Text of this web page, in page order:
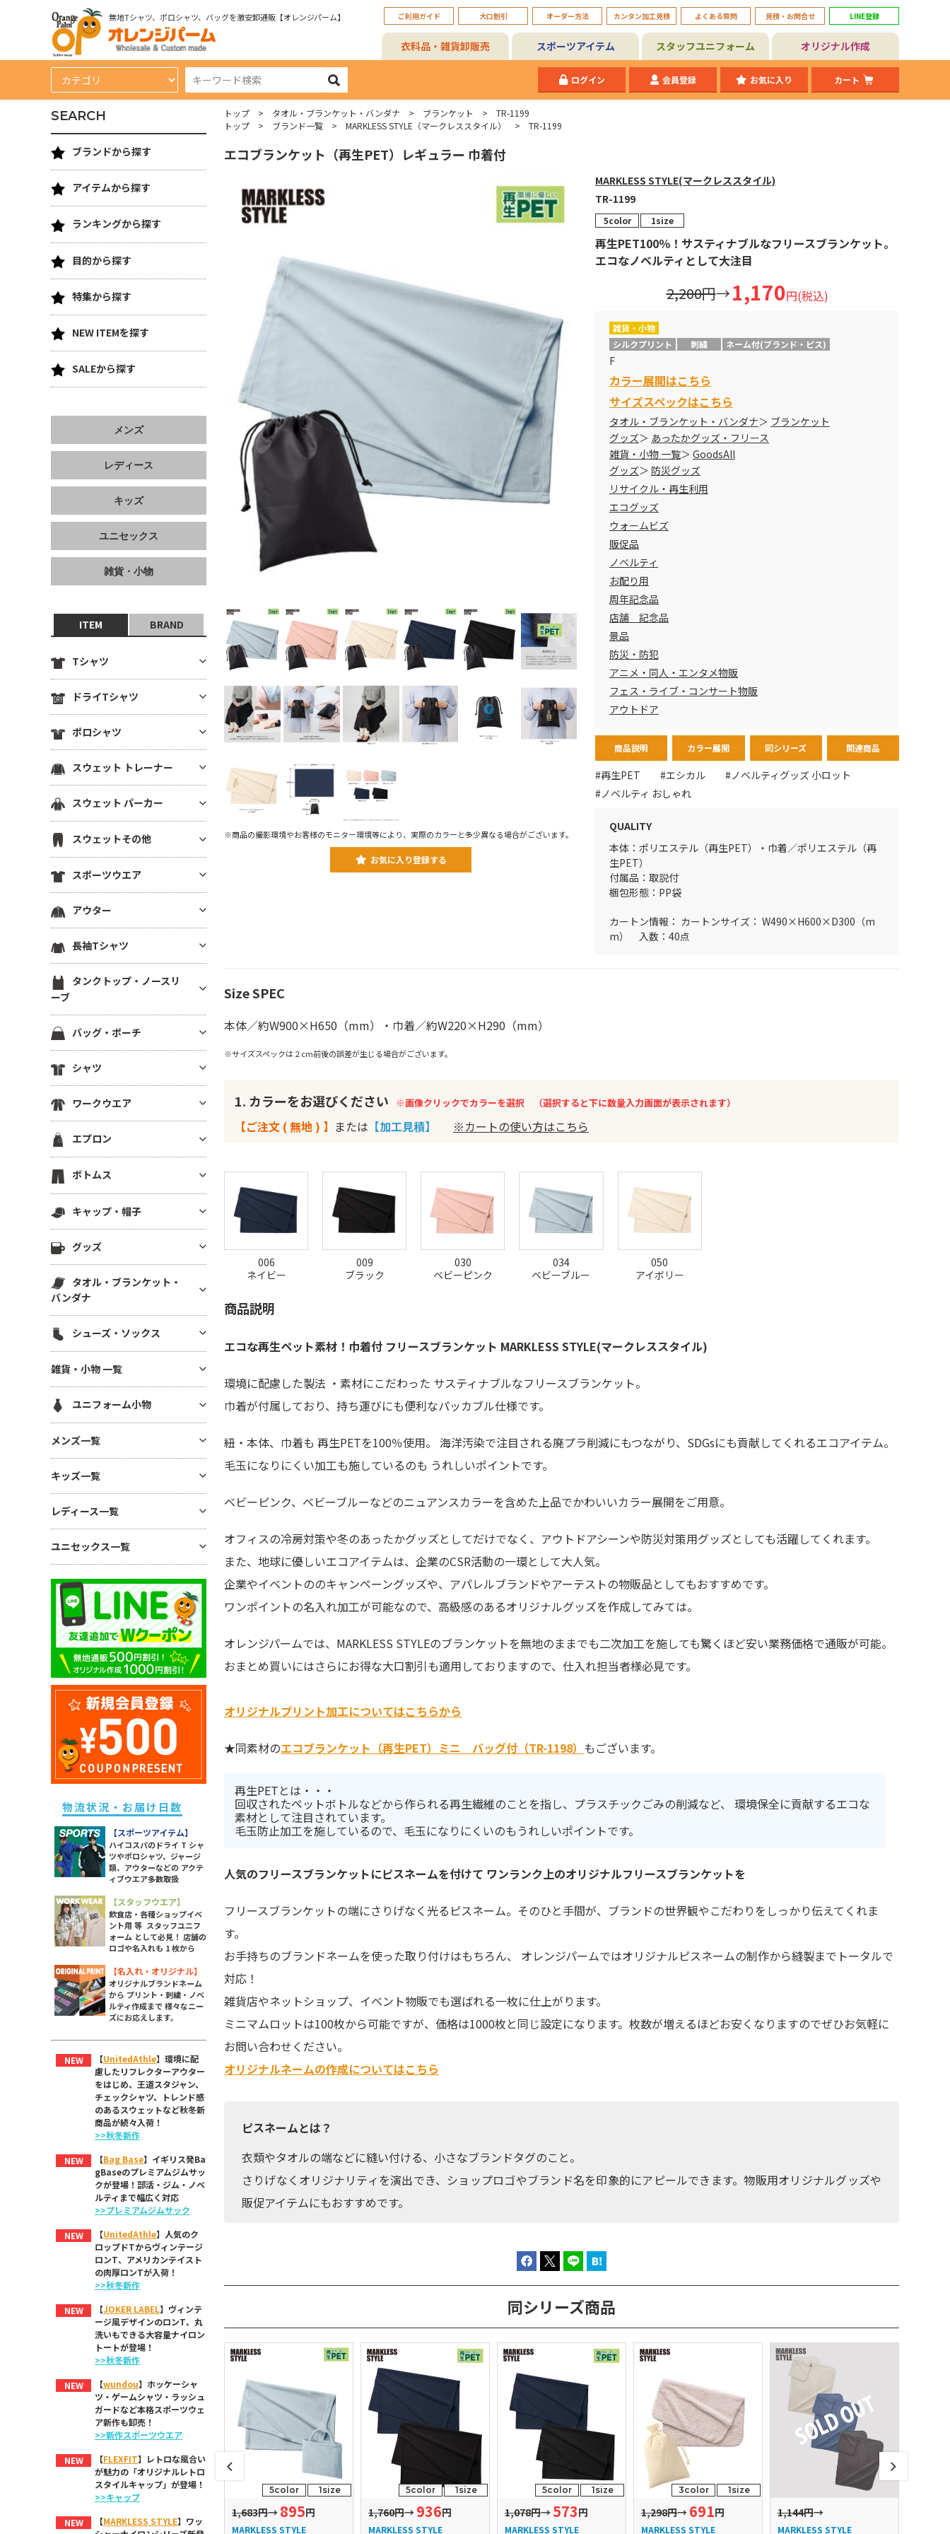
無地Tシャツ、ポロシャツ、バッグを激安卸通販【オレンジパーム】 ご利用ガイド 大口割引 オーダー方法 カンタン加工見積 よくある質問 見積・お問合せ LINE登録
衣料品・雑貨卸販売 スポーツアイテム スタッフユニフォーム オリジナル作成
ログイン 会員登録 お気に入り カート
トップ タオル・ブランケット・バンダナ ブランケット
TR-1199
トップ
ブランド一覧 MARKLESS STYLE（マークレススタイル） TR-1199
エコブランケット（再生PET）レギュラー 巾着付
※商品の撮影環境やお客様のモニター環境等により、実際のカラーと多少異なる場合がございます。
お気に入り登録する
MARKLESS STYLE(マークレススタイル)
TR-1199
5color 1size
再生PET100％！サスティナブルなフリースブランケット。
エコなノベルティとして大注目
2,200円→1,170円(税込)
雑貨・小物
シルクプリント
刺繍 ネーム付(ブランド・ピス)
F
カラー展開はこちら
サイズスペックはこちら
タオル・ブランケット・バンダナ
ブランケット
グッズ
あったかグッズ・フリース
雑貨・小物 一覧
GoodsAll
グッズ
防災グッズ
リサイクル・再生利用
エコグッズ
ウォームビズ
販促品
ノベルティ
お配り用
周年記念品
店舗 記念品
景品
防災・防犯
アニメ・同人・エンタメ物販
フェス・ライブ・コンサート物販
アウトドア
商品説明 カラー展開 同シリーズ 関連商品
#再生PET #エシカル
#ノベルティグッズ 小ロット
#ノベルティ おしゃれ
QUALITY
本体：ポリエステル（再生PET）・巾着／ポリエステル（再
生PET）
付属品：取説付
梱包形態：PP袋
カートン情報： カートンサイズ： W490×H600×D300（m
m） 入数：40点
Size SPEC
本体／約W900×H650（mm）・巾着／約W220×H290（mm）
※サイズスペックは２cm前後の誤差が生じる場合がございます。
1. カラーをお選びください ※画像クリックでカラーを選択 （選択すると下に数量入力画面が表示されます）
【ご注文 ( 無地 ) 】 または 【加工見積】 ※カートの使い方はこちら
006
ネイビー
009
ブラック
030
ベビーピンク
034
ベビーブルー
050
アイボリー
商品説明
エコな再生ペット素材！巾着付 フリースブランケット MARKLESS STYLE(マークレススタイル)
環境に配慮した製法 ・素材にこだわった サスティナブルなフリースブランケット。
巾着が付属しており、持ち運びにも便利なパッカブル仕様です。
紐・本体、巾着も 再生PETを100％使用。 海洋汚染で注目される廃プラ削減にもつながり、SDGsにも貢献してくれるエコアイテム。
毛玉になりにくい加工も施しているのも うれしいポイントです。
ベビーピンク、ベビーブルーなどのニュアンスカラーを含めた上品でかわいいカラー展開をご用意。
オフィスの冷房対策や冬のあったかグッズとしてだけでなく、アウトドアシーンや防災対策用グッズとしても活躍してくれます。
また、地球に優しいエコアイテムは、企業のCSR活動の一環として大人気。
企業やイベントののキャンペーングッズや、アパレルブランドやアーテストの物販品としてもおすすめです。
ワンポイントの名入れ加工が可能なので、高級感のあるオリジナルグッズを作成してみては。
オレンジパームでは、MARKLESS STYLEのブランケットを無地のままでも二次加工を施しても驚くほど安い業務価格で通販が可能。
おまとめ買いにはさらにお得な大口割引も適用しておりますので、仕入れ担当者様必見です。
オリジナルプリント加工についてはこちらから
★同素材のエコブランケット（再生PET）ミニ バッグ付（TR-1198） もございます。
再生PETとは・・・
回収されたペットボトルなどから作られる再生繊維のことを指し、プラスチックごみの削減など、 環境保全に貢献するエコな
素材として注目されています。
毛玉防止加工を施しているので、毛玉になりにくいのもうれしいポイントです。
人気のフリースブランケットにピスネームを付けて ワンランク上のオリジナルフリースブランケットを
フリースブランケットの端にさりげなく光るピスネーム。そのひと手間が、ブランドの世界観やこだわりをしっかり伝えてくれま
す。
お手持ちのブランドネームを使った取り付けはもちろん、 オレンジパームではオリジナルピスネームの制作から縫製までトータルで
対応！
雑貨店やネットショップ、イベント物販でも選ばれる一枚に仕上がります。
ミニマムロットは100枚から可能ですが、価格は1000枚と同じ設定になります。枚数が増えるほどお安くなりますのでぜひお気軽に
お問い合わせください。
オリジナルネームの作成についてはこちら
ピスネームとは？
衣類やタオルの端などに縫い付ける、小さなブランドタグのこと。
さりげなくオリジナリティを演出でき、ショップロゴやブランド名を印象的にアピールできます。物販用オリジナルグッズや
販促アイテムにもおすすめです。
同シリーズ商品
2color 1size
MARKLESS STYLE
5color 1size
1,683円→ 895円
MARKLESS STYLE
5color 1size
1,760円→ 936円
MARKLESS STYLE
5color 1size
1,078円→573円
MARKLESS STYLE
3color 1size
1,298円→ 691円
MARKLESS STYLE
1,144円→
MARKLESS STYLE
SEARCH
ブランドから探す
アイテムから探す
ランキングから探す
目的から探す
特集から探す
NEW ITEMを探す
SALEから探す
メンズ
レディース
キッズ
ユニセックス
雑貨・小物
ITEM BRAND
Tシャツ
定番無地Tシャツ
薄手Tシャツ(4.9oz以下)
中肉厚Tシャツ(5～5.5oz)
4oz)
VネックTシャツ
ポケットTシャツ
オーガニック・天然素材Tシャ
ツ
リサイクル素材Tシャツ
7分袖・5分袖（ハーフスリー
ブ）
ラグランTシャツ
後染め・タイダイTシャツ
クロップドTシャツ
きれいめ・上質プレミアムTシ
ボーダーTシャツ
グラフィックTシャツ
ワンピース・チュニック
メンズカットソー
その他Tシャツ
ドライTシャツ
定番無地ドライTシャツ
ドライTシャツ(半袖)
ドライTシャツ(長袖)
ドライノースリーブTシャツ
ドライTシャツその他
ポロシャツ
ドライポロシャツ(半袖)
ドライポロシャツ(長袖)
綿ポロシャツ(半袖)
綿ポロシャツ(長袖)
鹿の子ポロシャツ
ポケ無しポロシャツ
ポケ付きポロシャツ
ボタンダウンポロシャツ
スウェット トレーナー
薄手トレーナー(8.9oz以下)
中肉トレーナー(9～10.9oz)
厚手トレーナー(11oz～)
裏毛(裏パイル)トレーナー
裏起毛トレーナー
ドライスウェット トレーナー
ビッグシルエット トレーナー
スウェット パーカー
プルオーバーパーカー
ジップパーカー
薄手パーカー(8.9oz以下)
中肉パーカー(9～10.9oz)
厚手パーカー(11oz～)
裏毛(裏パイル)パーカー
裏起毛パーカー
ドライスウェット パーカー
パーカーその他
スウェットその他
スウェットパンツ
スウェットショーツ
スウェットジャケット
スウェットカーディガン
半袖スウェット
スポーツウエア
スポーツウエア トップス(半袖)
スポーツウエア トップス(長袖)
スポーツウエア ノースリーブ
ジャージ トラックパンツ
ハーフパンツ・ショーツ
ロングパンツ
スポーツ用インナー
ビブス
スポーツ ソックス
スポーツアクセサリー
アウター
ブルゾン(裏地なし)
ブルゾン(裏地あり)
ブルゾン(厚手・防寒）
イベントブルゾン
コーチジャケット
スタジアムジャンパー
スポーツジャケット
フリースジャケット
ポンチョ
はっぴ
その他ジャケット・アウター
長袖Tシャツ
定番無地長袖Tシャツ
ドライ・機能性長袖Tシャツ
薄手長袖Tシャツ(4.9oz以下)
中肉長袖厚Tシャツ(5～5.5oz)
ヘビーウエイト長袖Tシャツ(5.
6～6.4oz)
厚手長袖Tシャツ(6.5oz～)
ビッグシルエット長袖Tシャツ
Vネック長袖Tシャツ
後染め・ピグメント長袖Tシャ
その他長袖Tシャツ
タンクトップ・ノースリ
ーブ
タンクトップ
ノースリーブ
ドライノースリーブ
キャミソール
バッグ・ポーチ
コットンバッグ
キャンバストートバッグ
ナイロン・ポリエステルバッグ
保冷・保温バッグ
デニムバッグ
ショルダーバッグ
サコッシュ・スマホショルダー
エコ素材(SDGs) バッグ・ポー
チ
麻(ヘンプ)・ジュートバッグ
ポーチ
シャツ
半袖シャツ
長袖シャツ
7分袖・5分袖シャツ
ワークシャツ
チェックシャツ
アロハ・柄物シャツ
シャツジャケット
ワークウエア
ワークシャツ(半袖)
ワークシャツ(長袖)
ワークパンツ
ワーク系アウター
つなぎ・オーバーオール
調理服・コックウェア
スクラブ
白衣・医療用ジャケット
ワンピース・ナースウエア
エプロン
胸当てエプロン
ショートエプロン
ミドルエプロン
ロング(ソムリエ)エプロン
帆前掛け
ボトムス
ロングパンツ
ハーフパンツ
ショーツ
スウェットパンツ(裏毛)
スウェットパンツ(裏起毛)
ワークパンツ
ドライ素材パンツ
コットン・T/Cパンツ
ナイロンパンツ
ミリタリーパンツ
レギンス・スパッツ
その他ボトムス
キャップ・帽子
キャップ
ニットキャップ
ハット
メッシュキャップ
コットンキャップ
フラットバイザーキャップ
キャスケット・ハンチング・ベ
レー
グッズ
マグカップ・湯呑
ボトル・タンブラー
ステーショナリー
アルバム・フォトフレーム
キーホルダー
モバイル・PC関連グッズ
デスク雑貨
生活雑貨
インテリア雑貨
時計
暑さ・紫外線対策 / 保冷グッ
ズ・扇風機
あったかグッズ・フリース
傘・レイングッズ
除菌・衛生・ヘルスケアグッズ
防災グッズ
ライト
ソックス
ラッピング・ショッパー・ギフ
トバッグ・包材
イベント・観戦グッズ
パーツ・付属品
スポーツグッズ
その他雑貨
タオル・ブランケット・
バンダナ
無地タオル
バンダナ(三角巾)・ハンカチ
ハンカチタオル
フェイスタオル
マフラータオル
バスタオル
リストバンド
シューズ・ソックス
シューズ
ソックス
雑貨・小物 一覧
ユニフォーム小物
ネクタイ・コックタイ
三角巾
バンダナ・スカーフ
メンズ一覧
メンズTシャツ
メンズ ドライTシャツ
メンズ ポロシャツ
メンズ トレーナー
メンズ パーカー
メンズ スウェットパンツ
メンズ ボトムス
メンズ 長袖Tシャツ
メンズ スポーツアイテム
メンズ ワークウエア
メンズ アウター
メンズ タンクトップ
メンズ シャツ
キッズ一覧
キッズTシャツ
ベビー用アイテム
キッズ ドライTシャツ
キッズ ドライポロシャツ
キッズ トレーナー
キッズ パーカー
キッズ スウェットパンツ
キッズ 長袖Tシャツ
キッズ スポーツアイテム
キッズ アウター
キッズ ボトムス
レディース一覧
レディース Tシャツ
レディース ドライTシャツ
レディース ポロシャツ
レディース ドライポロシャツ
レディース トレーナー
レディース パーカー
レディース スウェットパンツ
レディース 長袖Tシャツ
レディース スポーツアイテム
レディース ワークウエア
レディース シャツ
レディース アウター
レディース タンク・キャミ
レディース ボトムス
ユニセックス一覧
ユニセックス ドライTシャツ
ユニセックス トレーナー
ユニセックス ポロシャツ
ユニセックス パーカー
ユニセックス 長袖Tシャツ
ユニセックス スポーツアイテム
ユニセックス アウター
ユニセックス シャツ
物流状況・お届け日数
【スポーツアイテム】
ハイコスパのドライ T シャ
ツやポロシャツ、ジャージ
類、アウターなどの アクテ
ィブウエア多数取扱
【スタッフウエア】
飲食店・各種ショップイベ
ント用 等 スタッフユニフ
ォーム として必見！ 店舗の
ロゴや名入れも 1 枚から
【名入れ・オリジナル】
オリジナルブランドネーム
から プリント・刺繍・ノベ
ルティ作成まで 様々なニー
ズにお応えします。
NEW 【UnitedAthle】環境に配
慮したリフレクターアウター
をはじめ、王道スタジャン、
チェックシャツ、トレンド感
のあるスウェットなど秋冬新
商品が続々入荷！
>>秋冬新作
NEW 【Bag Base】イギリス発Ba
gBaseのプレミアムジムサッ
クが登場！部活・ジム・ノベ
ルティまで幅広く対応
>>プレミアムジムサック
NEW 【UnitedAthle】人気のク
ロップドTからヴィンテージ
ロンT、アメリカンテイスト
の肉厚ロンTが入荷！
>>秋冬新作
NEW 【JOKER LABEL】ヴィンテ
ージ風デザインのロンT、丸
洗いもできる大容量ナイロン
トートが登場！
>>秋冬新作
NEW 【wundou】ホッケーシャ
ツ・ゲームシャツ・ラッシュ
ガードなど本格スポーツウェ
ア新作も卸売！
>>新作スポーツウエア
NEW 【FLEXFIT】レトロな風合い
が魅力の「オリジナルレトロ
スタイルキャップ」が登場！
>>キャップ
NEW 【MARKLESS STYLE】ワッ